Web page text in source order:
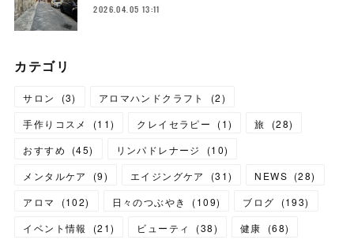
2026.04.05 13:11
カテゴリ
サロン (3) アロマハンドクラフト (2)
手作りコスメ
(11) クレイセラピー (1) 旅 (28)
おすすめ
(45) リンパドレナージ (10)
メンタルケア
(9) エイジングケア (31) NEWS (28)
アロマ
(102) 日々のつぶやき (109) ブログ (193)
イベント情報
(21) ビューティ (38) 健康 (68)